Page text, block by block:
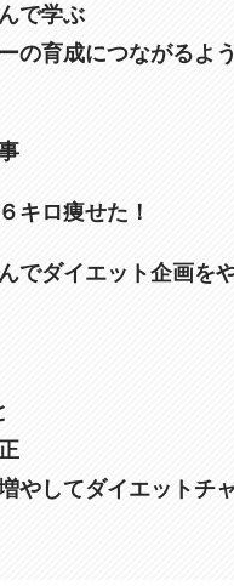
で学ぶ
の育成につながるよ
キロ痩せた！
でダイエット企画を
やしてダイエットチ